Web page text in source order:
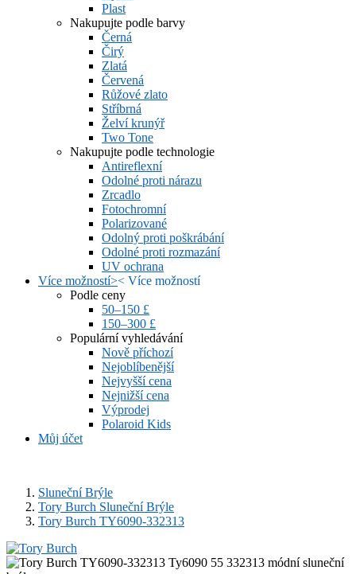
Plast
Nakupujte podle barvy
Černá
Čirý
Zlatá
Červená
Růžové zlato
Stříbrná
Želví krunýř
Two Tone
Nakupujte podle technologie
Antireflexní
Odolné proti nárazu
Zrcadlo
Fotochromní
Polarizované
Odolný proti poškrábání
Odolné proti rozmazání
UV ochrana
Více možností>< Více možností
Podle ceny
50–150 £
150–300 £
Populární vyhledávání
Nově příchozí
Nejoblíbenější
Nejvyšší cena
Nejnižší cena
Výprodej
Polaroid Kids
Můj účet
Sluneční Brýle
Tory Burch Sluneční Brýle
Tory Burch TY6090-332313